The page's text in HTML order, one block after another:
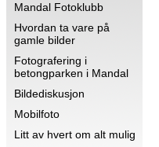
Mandal Fotoklubb
Hvordan ta vare på
gamle bilder
Fotografering i
betongparken i Mandal
Bildediskusjon
Mobilfoto
Litt av hvert om alt mulig